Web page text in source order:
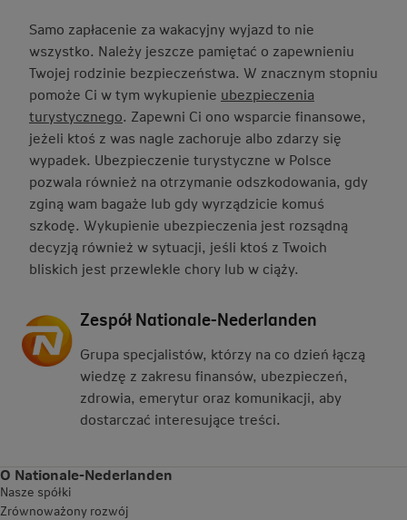
Samo zapłacenie za wakacyjny wyjazd to nie
wszystko. Należy jeszcze pamiętać o zapewnieniu
Twojej rodzinie bezpieczeństwa. W znacznym stopniu
pomoże Ci w tym wykupienie ubezpieczenia
turystycznego. Zapewni Ci ono wsparcie finansowe,
jeżeli ktoś z was nagle zachoruje albo zdarzy się
wypadek. Ubezpieczenie turystyczne w Polsce
pozwala również na otrzymanie odszkodowania, gdy
zginą wam bagaże lub gdy wyrządzicie komuś
szkodę. Wykupienie ubezpieczenia jest rozsądną
decyzją również w sytuacji, jeśli ktoś z Twoich
bliskich jest przewlekle chory lub w ciąży.
Zespół Nationale-Nederlanden
Grupa specjalistów, którzy na co dzień łączą
wiedzę z zakresu finansów, ubezpieczeń,
zdrowia, emerytur oraz komunikacji, aby
dostarczać interesujące treści.
O Nationale-Nederlanden
Nasze spółki
Zrównoważony rozwój